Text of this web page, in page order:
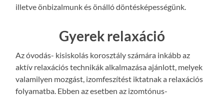
illetve önbizalmunk és önálló döntésképességünk.
Gyerek relaxáció
Az óvodás- kisiskolás korosztály számára inkább az
aktív relaxációs technikák alkalmazása ajánlott, melyek
valamilyen mozgást, izomfeszítést iktatnak a relaxációs
folyamatba. Ebben az esetben az izomtónus-